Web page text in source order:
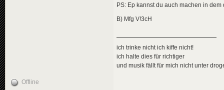
PS: Ep kannst du auch machen in
B) Mfg V!3cH
ich trinke nicht ich kiffe nicht!
ich halte dies für richtiger
und musik fällt für mich nicht unter
Offline